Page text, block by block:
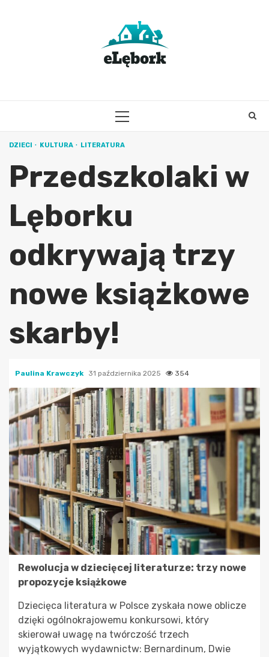
PRIMARY
DZIECI KULTURA LITERATURA
Przedszkolaki w
Lęborku
odkrywają trzy
nowe książkowe
skarby!
Paulina Krawczyk 31 października 2025 354
Rewolucja w dziecięcej literaturze: trzy nowe
propozycje książkowe
Dziecięca literatura w Polsce zyskała nowe oblicze
dzięki ogólnokrajowemu konkursowi, który
skierował uwagę na twórczość trzech
wyjątkowych wydawnictw: Bernardinum, Dwie